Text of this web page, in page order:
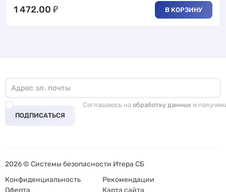
1 472.00 ₽ В КОРЗИНУ
ПОДПИСАТЬСЯ
Соглашаюсь на обработку данных и
2026 © Системы безопасности Итера СБ
Конфиденциальность
Рекомендации
Оферта
Карта сайта